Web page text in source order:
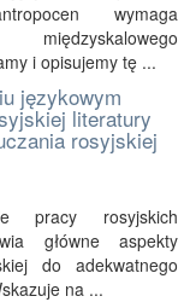
wymaga
międzyskalowego
i opisujemy tę ...
językowym
literatury
rosyjskiej
pracy rosyjskich
główne aspekty
do adekwatnego
na ...